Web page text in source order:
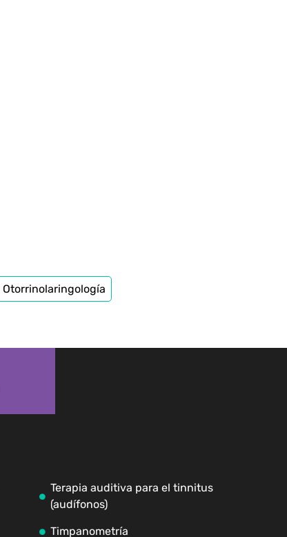
Otorrinolaringología
Terapia auditiva para el tinnitus
(audífonos)
Timpanometría